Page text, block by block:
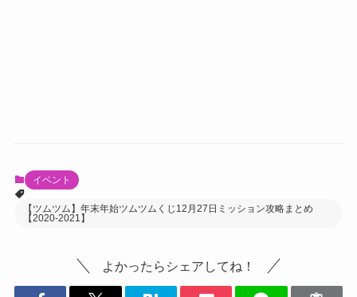
イベント
【ツムツム】年末年始ツムツムくじ12月27日ミッション攻略まとめ
【2020-2021】
よかったらシェアしてね！